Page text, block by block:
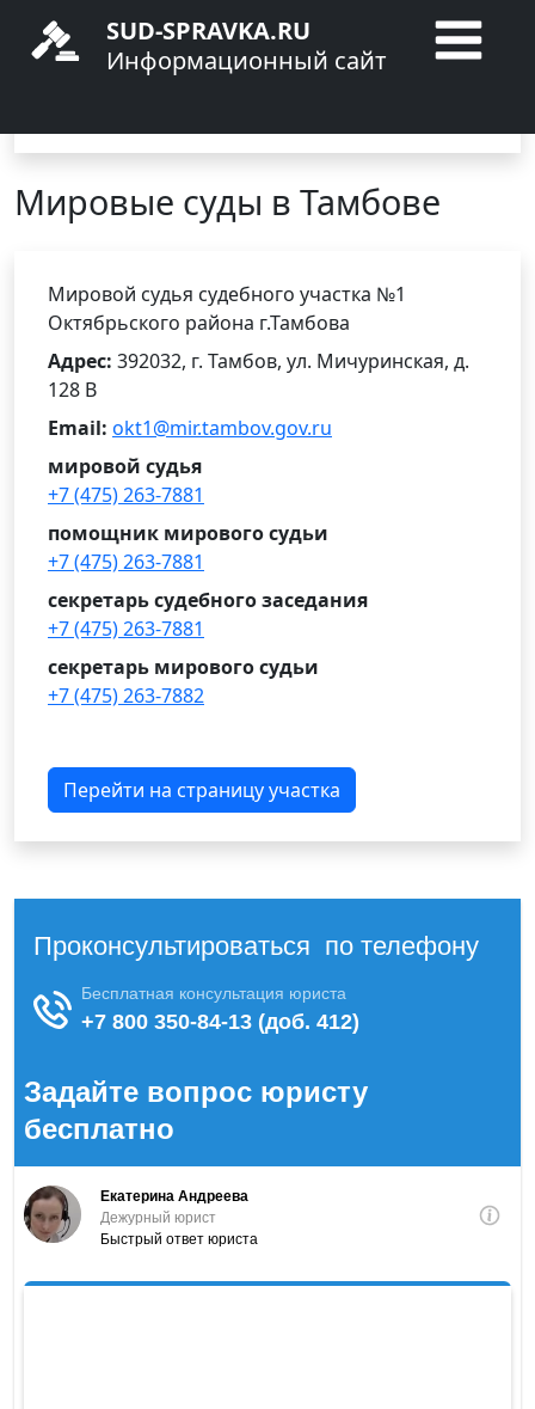
SUD-SPRAVKA.RU
Информационный сайт
Мировые суды в Тамбове
Мировой судья судебного участка №1
Октябрьского района г.Тамбова
Адрес: 392032, г. Тамбов, ул. Мичуринская, д.
128 В
Email: okt1@mir.tambov.gov.ru
мировой судья
+7 (475) 263-7881
помощник мирового судьи
+7 (475) 263-7881
секретарь судебного заседания
+7 (475) 263-7881
секретарь мирового судьи
+7 (475) 263-7882
Перейти на страницу участка